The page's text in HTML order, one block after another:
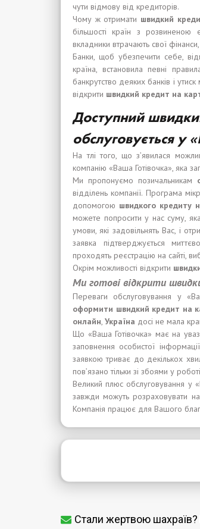
чути відмову від кредиторів.
Чому ж отримати швидкий
більшості країн з розвиненою
вкладники втрачають свої
Банки, щоб убезпечити себе,
країна, встановила певні
банкрутство деяких банків і
відкрити швидкий кредит на
Доступний
обслуговується у
На тлі того, що з’явилася
компанію «Ваша Готівочка», яка
Ми пропонуємо позичальникам
відділень компанії. Програма
допомогою швидкого кредиту
можете попросити у нас суму,
умови, які задовільнять Вас, і
заявка підтверджується
проходять реєстрацію на сайті,
Окрім можливості відкрити
Ми готові відкрити
Переваги обслуговування у
оформити швидкий кредит на
онлайн, Україна досі не мала
Що «Ваша Готівочка» має на
заповнення особистої
заявкою триває до декількох
пов’язано тільки зі збоями у
Великий плюс обслуговування у
завжди можуть розраховувати
Компанія працює для Вашого
Стали жертвою